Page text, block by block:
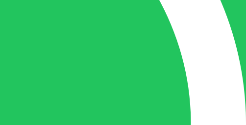
Gilles is de aangewezen persoon als u een
kopie toe te sturen van een levering of een